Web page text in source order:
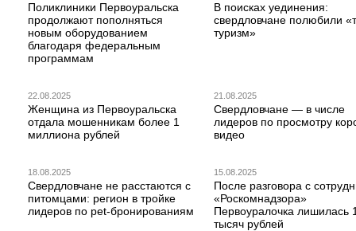
Поликлиники Первоуральска
продолжают пополняться
новым оборудованием
благодаря федеральным
программам
В поисках уединения:
свердловчане полюбили
туризм»
22.08.2025
Женщина из Первоуральска
отдала мошенникам более 1
миллиона рублей
21.08.2025
Свердловчане — в числе
лидеров по просмотру
видео
18.08.2025
Свердловчане не расстаются с
питомцами: регион в тройке
лидеров по pet-бронированиям
15.08.2025
После разговора с
«Роскомнадзора»
Первоуралочка лишилась
тысяч рублей